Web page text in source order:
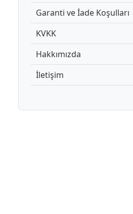
Garanti ve İade Koşulları
KVKK
Hakkımızda
İletişim